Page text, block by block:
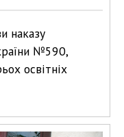
наказу
№590,
освітніх